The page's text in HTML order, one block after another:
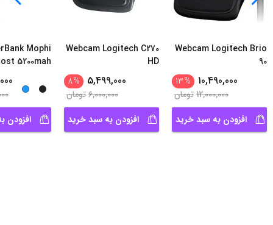
Webcam Logitech Brio
90
10,490,000
%
13
12,000,000تومان
افزودن به سبد خرید
Webcam Logitech C270
HD
5,499,000
%
8
6,000,000تومان
افزودن به سبد خرید
Mophi
5200mah
افزودن